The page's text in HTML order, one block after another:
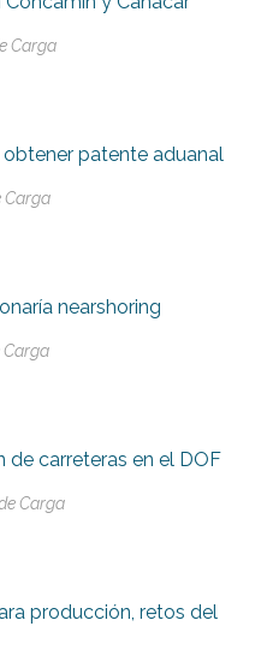
Carga
patente aduanal
Carga
nearshoring
Carga
de carreteras en el DOF
Carga
producción, retos del